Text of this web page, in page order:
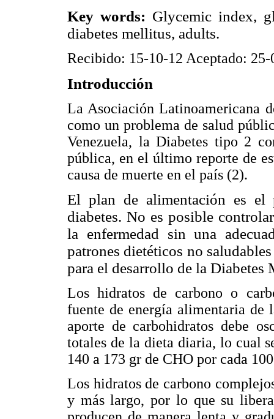
Key words: Glycemic index,
diabetes mellitus, adults.
Recibido: 15-10-12 Aceptado: 25-
Introducción
La Asociación Latinoamericana
como un problema de salud
Venezuela, la Diabetes tipo 2
pública, en el último reporte de
causa de muerte en el país (2).
El plan de alimentación es el
diabetes. No es posible
la enfermedad sin una
patrones dietéticos no
para el desarrollo de la
Los hidratos de carbono o
fuente de energía alimentaria
aporte de carbohidratos debe
totales de la dieta diaria, lo cual
140 a 173 gr de CHO por cada
Los hidratos de carbono
y más largo, por lo que su